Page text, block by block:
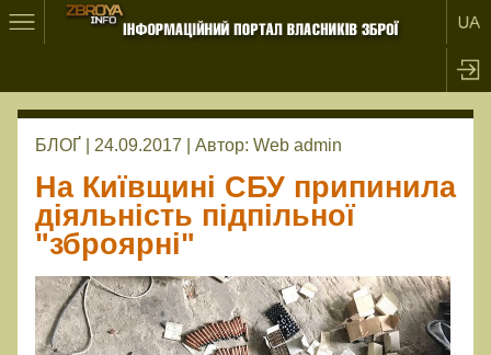
БЛОҐ | 24.09.2017 | Автор: Web admin
На Київщині СБУ припинила
діяльність підпільної
"зброярні"